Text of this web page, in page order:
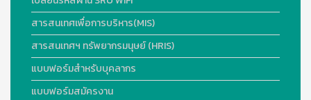
สารสนเทศเพื่อการบริหาร(MIS)
สารสนเทศฯ ทรัพยากรมนุษย์ (HRIS)
แบบฟอร์มสำหรับบุคลากร
แบบฟอร์มสมัครงาน